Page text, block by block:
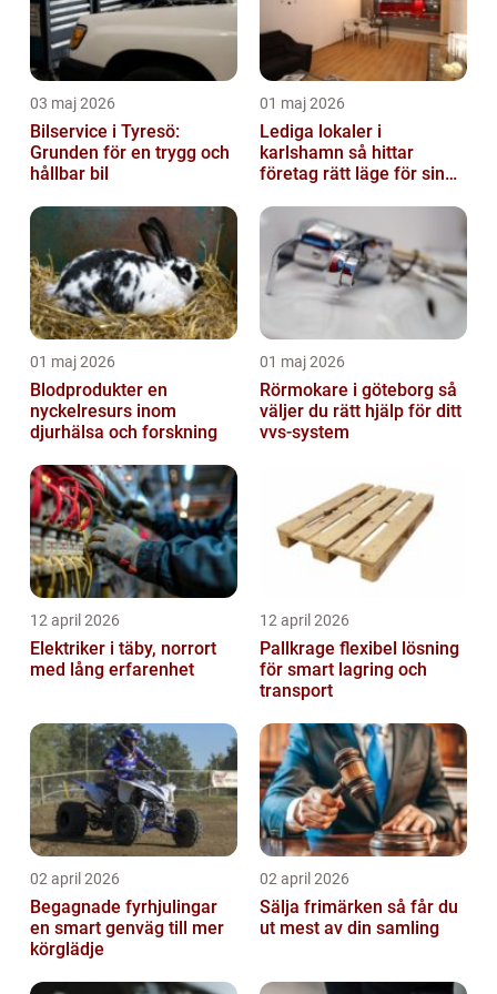
03 maj 2026
Bilservice i Tyresö:
Grunden för en trygg och
hållbar bil
01 maj 2026
Lediga lokaler i
karlshamn så hittar
företag rätt läge för sin
01 maj 2026
Blodprodukter en
nyckelresurs inom
djurhälsa och forskning
01 maj 2026
Rörmokare i göteborg så
väljer du rätt hjälp för ditt
vvs-system
12 april 2026
Elektriker i täby, norrort
med lång erfarenhet
12 april 2026
Pallkrage flexibel lösning
för smart lagring och
transport
02 april 2026
Begagnade fyrhjulingar
en smart genväg till mer
körglädje
02 april 2026
Sälja frimärken så får du
ut mest av din samling